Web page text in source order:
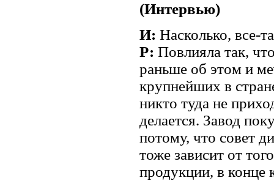
(Интервью)
И: Насколько, все-
Р: Повлияла так,
раньше об этом и
крупнейших в
никто туда не
делается. Завод
потому, что совет
тоже зависит от
продукции, в